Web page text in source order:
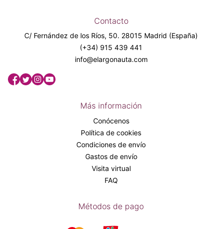
Contacto
C/ Fernández de los Ríos, 50. 28015 Madrid (España)
(+34) 915 439 441
info@elargonauta.com
Más información
Conócenos
Política de cookies
Condiciones de envío
Gastos de envío
Visita virtual
FAQ
Métodos de pago